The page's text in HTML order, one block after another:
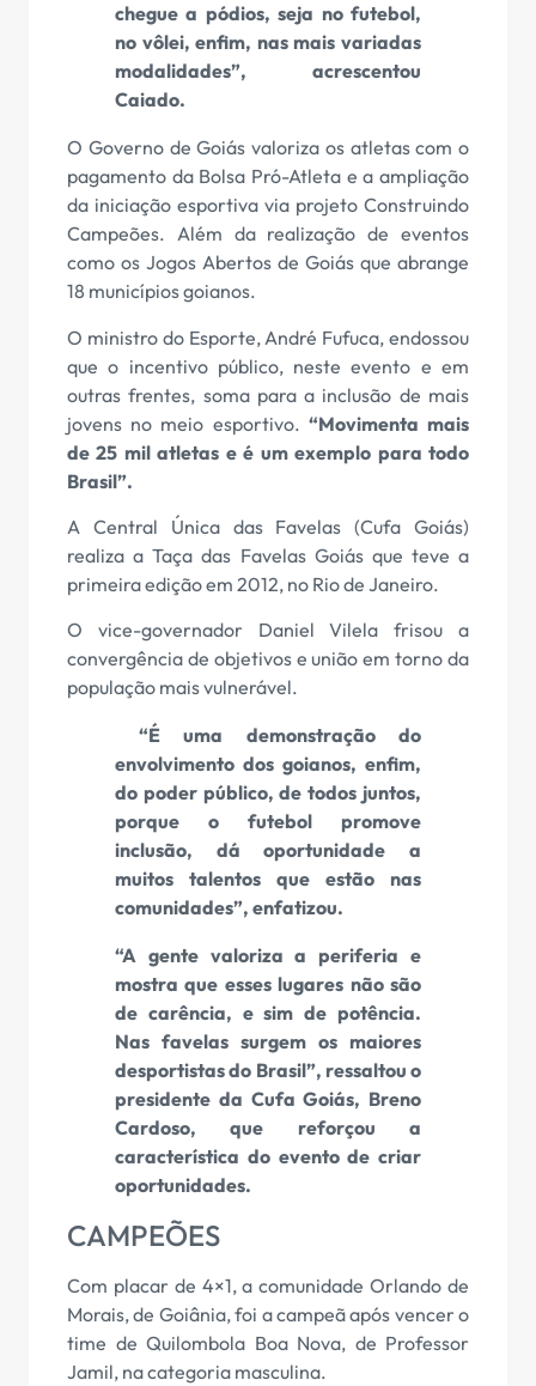
chegue a pódios, seja no futebol,
no vôlei, enfim, nas mais variadas
modalidades”, acrescentou
Caiado.
O Governo de Goiás valoriza os atletas com o
pagamento da Bolsa Pró-Atleta e a ampliação
da iniciação esportiva via projeto Construindo
Campeões. Além da realização de eventos
como os Jogos Abertos de Goiás que abrange
18 municípios goianos.
O ministro do Esporte, André Fufuca, endossou
que o incentivo público, neste evento e em
outras frentes, soma para a inclusão de mais
jovens no meio esportivo. “Movimenta mais
de 25 mil atletas e é um exemplo para todo
Brasil”.
A Central Única das Favelas (Cufa Goiás)
realiza a Taça das Favelas Goiás que teve a
primeira edição em 2012, no Rio de Janeiro.
O vice-governador Daniel Vilela frisou a
convergência de objetivos e união em torno da
população mais vulnerável.
“É uma demonstração do
envolvimento dos goianos, enfim,
do poder público, de todos juntos,
porque o futebol promove
inclusão, dá oportunidade a
muitos talentos que estão nas
comunidades”, enfatizou.
“A gente valoriza a periferia e
mostra que esses lugares não são
de carência, e sim de potência.
Nas favelas surgem os maiores
desportistas do Brasil”, ressaltou o
presidente da Cufa Goiás, Breno
Cardoso, que reforçou a
característica do evento de criar
oportunidades.
CAMPEÕES
Com placar de 4×1, a comunidade Orlando de
Morais, de Goiânia, foi a campeã após vencer o
time de Quilombola Boa Nova, de Professor
Jamil, na categoria masculina.